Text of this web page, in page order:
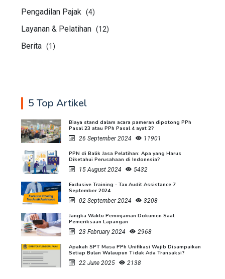
Pengadilan Pajak (4)
Layanan & Pelatihan (12)
Berita (1)
5 Top Artikel
Biaya stand dalam acara pameran dipotong PPh
Pasal 23 atau PPh Pasal 4 ayat 2?
26 September 2024
11901
PPN di Balik Jasa Pelatihan: Apa yang Harus
Diketahui Perusahaan di Indonesia?
15 August 2024
5432
Exclusive Training - Tax Audit Assistance 7
September 2024
02 September 2024
3208
Jangka Waktu Peminjaman Dokumen Saat
Pemeriksaan Lapangan
23 February 2024
2968
Apakah SPT Masa PPh Unifikasi Wajib Disampaikan
Setiap Bulan Walaupun Tidak Ada Transaksi?
22 June 2025
2138